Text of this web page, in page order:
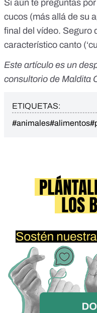
Si aún te preguntas
cucos (más allá de su
final del vídeo. Seguro
característico canto
Este artículo es un
consultorio de Maldita
ETIQUETAS:
#animales#alimentos